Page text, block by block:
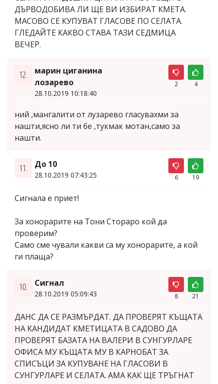
ДЪРВОДОБИВА ЛИ ЩЕ ВИ ИЗБИРАТ КМЕТА.
МАСОВО СЕ КУПУВАТ ГЛАСОВЕ ПО СЕЛАТА.
ГЛЕДАЙТЕ КАКВО СТАВА ТАЗИ СЕДМИЦА
ВЕЧЕР.
12.
марин циганина
лозарево
28.10.2019 10:18:40
2 4
ний ,мангалити от лузарeво гласувахми за
нашти,ясно ли ти бe ,тукмак мотан,само за
нашти.
11. До 10
28.10.2019 07:43:25 6 19
Сигнала е приет!
За хонорарите на Тони Стораро кой да
проверим?
Само сме чували какви са му хонорарите, а кой
ги плаща?
10. Сигнал
28.10.2019 05:09:43 8 21
ДАНС ДА СЕ РАЗМЪРДАТ. ДА ПРОВЕРЯТ КЪЩАТА
НА КАНДИДАТ КМЕТИЦАТА В САДОВО ДА
ПРОВЕРЯТ БАЗАТА НА ВАЛЕРИ В СУНГУРЛАРЕ
ОФИСА МУ КЪЩАТА МУ В КАРНОБАТ ЗА
СПИСЪЦИ ЗА КУПУВАНЕ НА ГЛАСОВИ В
СУНГУРЛАРЕ И СЕЛАТА. АМА КАК ЩЕ ТРЪГНАТ